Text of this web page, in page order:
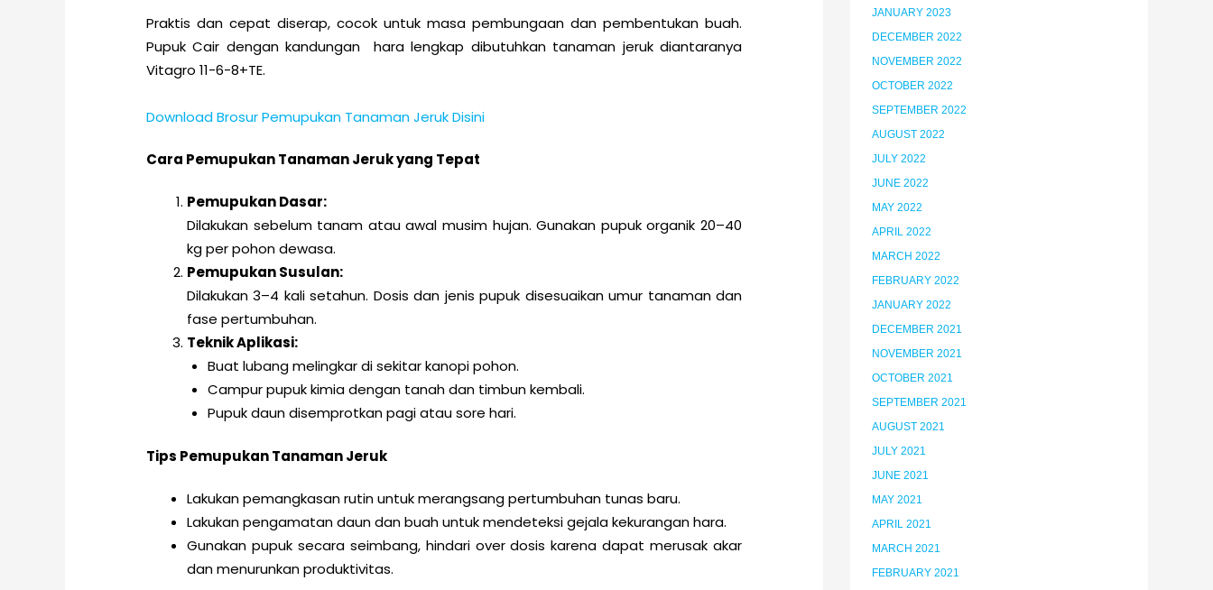
Praktis dan cepat diserap, cocok untuk masa pembungaan dan pembentukan buah.
Pupuk Cair dengan kandungan hara lengkap dibutuhkan tanaman jeruk diantaranya
Vitagro 11-6-8+TE.
Download Brosur Pemupukan Tanaman Jeruk Disini
Cara Pemupukan Tanaman Jeruk yang Tepat
Pemupukan Dasar:
Dilakukan sebelum tanam atau awal musim hujan. Gunakan pupuk organik 20–40
kg per pohon dewasa.
Pemupukan Susulan:
Dilakukan 3–4 kali setahun. Dosis dan jenis pupuk disesuaikan umur tanaman dan
fase pertumbuhan.
Teknik Aplikasi:
Buat lubang melingkar di sekitar kanopi pohon.
Campur pupuk kimia dengan tanah dan timbun kembali.
Pupuk daun disemprotkan pagi atau sore hari.
Tips Pemupukan Tanaman Jeruk
Lakukan pemangkasan rutin untuk merangsang pertumbuhan tunas baru.
Lakukan pengamatan daun dan buah untuk mendeteksi gejala kekurangan hara.
Gunakan pupuk secara seimbang, hindari over dosis karena dapat merusak akar
dan menurunkan produktivitas.
JANUARY 2023
DECEMBER 2022
NOVEMBER 2022
OCTOBER 2022
SEPTEMBER 2022
AUGUST 2022
JULY 2022
JUNE 2022
MAY 2022
APRIL 2022
MARCH 2022
FEBRUARY 2022
JANUARY 2022
DECEMBER 2021
NOVEMBER 2021
OCTOBER 2021
SEPTEMBER 2021
AUGUST 2021
JULY 2021
JUNE 2021
MAY 2021
APRIL 2021
MARCH 2021
FEBRUARY 2021